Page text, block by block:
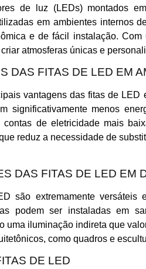
de luz (LEDs) montados
em ambientes internos
e de fácil instalação.
atmosferas únicas e
DAS FITAS DE LED EM
vantagens das fitas de
significativamente menos
contas de eletricidade mais
reduz a necessidade de
DAS FITAS DE LED EM
são extremamente versáteis
podem ser instaladas em
uma iluminação indireta que
como quadros e
DE LED